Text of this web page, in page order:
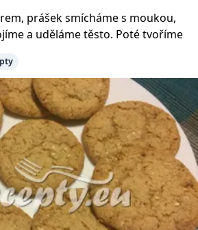
prášek smícháme s moukou,
a uděláme těsto. Poté tvoříme